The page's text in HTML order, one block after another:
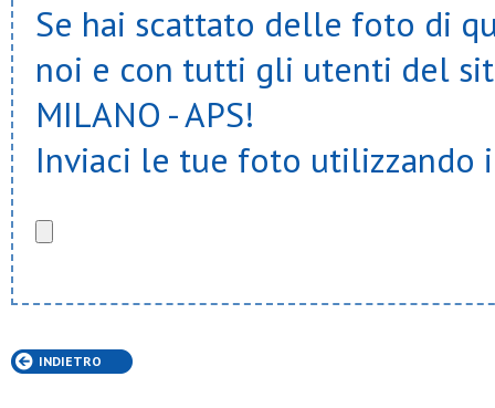
Se hai scattato delle foto di
noi e con tutti gli utenti del sito
MILANO - APS!
Inviaci le tue foto utilizzando
INDIETRO